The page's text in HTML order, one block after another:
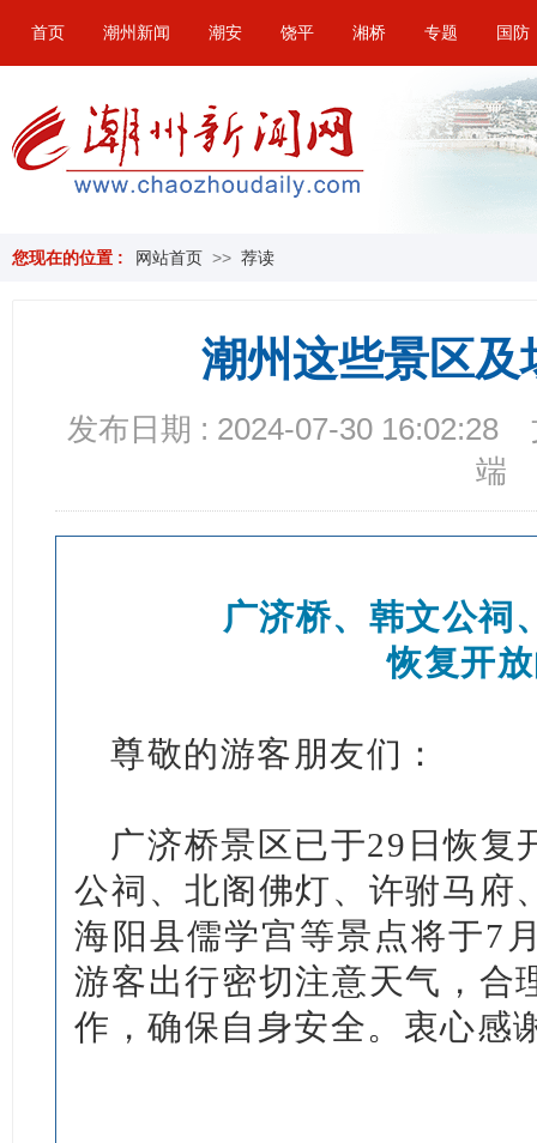
首页 潮州新闻 潮安 饶平 湘桥 专题 国防
您现在的位置 : 网站首页 >> 荐读
潮州这些景区及
发布日期 : 2024-07-30 16:02:28
端
广济桥、韩文公祠
恢复开
尊敬的游客朋友们：
广济桥景区已于29日恢复
公祠、北阁佛灯、许驸马府
海阳县儒学宫等景点将于7
游客出行密切注意天气，合
作，确保自身安全。衷心感